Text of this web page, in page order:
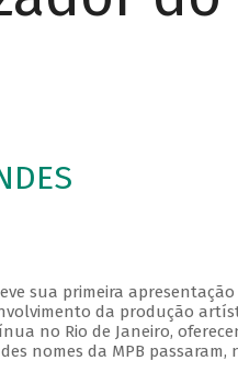
sua primeira
da produção
no Rio de Janeiro,
nomes da MPB